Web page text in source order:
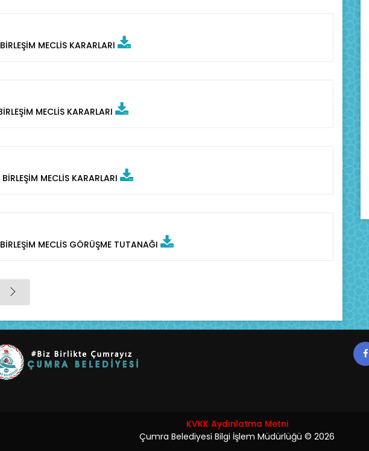
MECLİS KARARLARI
MECLİS KARARLARI
MECLİS KARARLARI
MECLİS GÖRÜŞME TUTANAĞI
KVKK Aydınlatma Metni
Çumra Belediyesi Bilgi İşlem Müdürlüğü © 2026